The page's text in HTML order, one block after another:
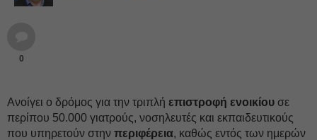
0
Ανοίγει ο δρόμος για την τριπλή επιστροφή ενοικίου σε
περίπου 50.000 γιατρούς, νοσηλευτές και εκπαιδευτικούς
που υπηρετούν στην περιφέρεια, καθώς εντός των ημερών